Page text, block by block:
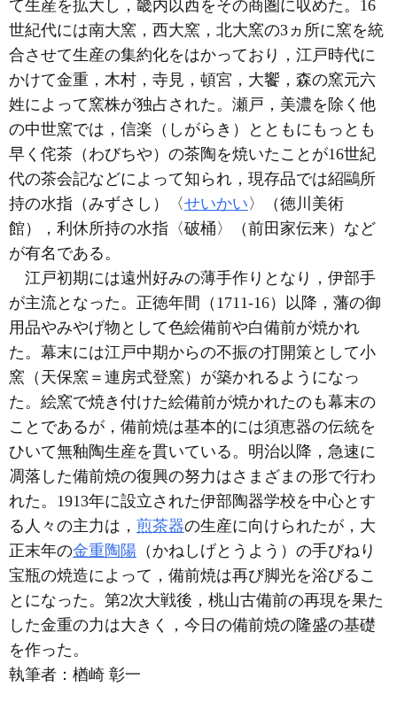
て生産を拡大し，畿内以西をその商圏に収めた。16
世紀代には南大窯，西大窯，北大窯の3ヵ所に窯を統
合させて生産の集約化をはかっており，江戸時代に
かけて金重，木村，寺見，頓宮，大饗，森の窯元六
姓によって窯株が独占された。瀬戸，美濃を除く他
の中世窯では，信楽（しがらき）とともにもっとも
早く侘茶（わびちや）の茶陶を焼いたことが16世紀
代の茶会記などによって知られ，現存品では紹鷗所
持の水指（みずさし）〈せいかい 〉（徳川美術
館），利休所持の水指〈破桶〉（前田家伝来）など
が有名である。
江戸初期には遠州好みの薄手作りとなり，伊部手
が主流となった。正徳年間（1711-16）以降，藩の御
用品やみやげ物として色絵備前や白備前が焼かれ
た。幕末には江戸中期からの不振の打開策として小
窯（天保窯＝連房式登窯）が築かれるようになっ
た。絵窯で焼き付けた絵備前が焼かれたのも幕末の
ことであるが，備前焼は基本的には須恵器の伝統を
ひいて無釉陶生産を貫いている。明治以降，急速に
凋落した備前焼の復興の努力はさまざまの形で行わ
れた。1913年に設立された伊部陶器学校を中心とす
る人々の主力は， 煎茶器の生産に向けられたが，大
正末年の金重陶陽 （かねしげとうよう）の手びねり
宝瓶の焼造によって，備前焼は再び脚光を浴びるこ
とになった。第2次大戦後，桃山古備前の再現を果た
した金重の力は大きく，今日の備前焼の隆盛の基礎
を作った。
執筆者： 楢崎 彰一